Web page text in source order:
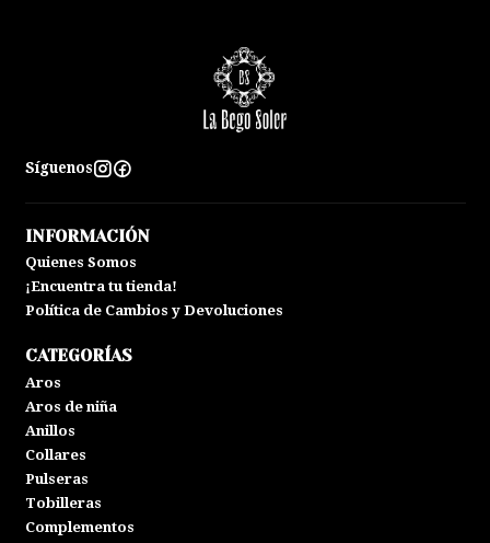
Síguenos
INFORMACIÓN
Quienes Somos
¡Encuentra tu tienda!
Política de Cambios y Devoluciones
CATEGORÍAS
Aros
Aros de niña
Anillos
Collares
Pulseras
Tobilleras
Complementos